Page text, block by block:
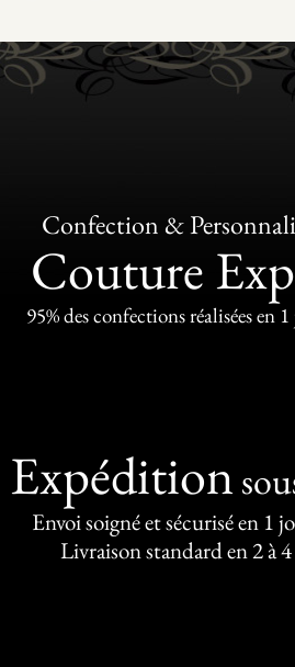
Confection &
Couture
95% des confections réalisées en
Expédition
Envoi soigné et sécurisé en 1
Livraison standard en 2 à